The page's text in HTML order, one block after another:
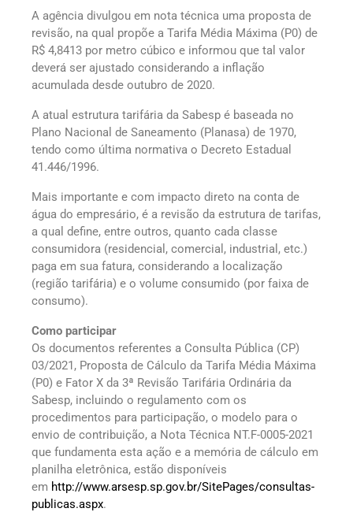
A agência divulgou em nota técnica uma proposta de
revisão, na qual propõe a Tarifa Média Máxima (P0) de
R$ 4,8413 por metro cúbico e informou que tal valor
deverá ser ajustado considerando a inflação
acumulada desde outubro de 2020.
A atual estrutura tarifária da Sabesp é baseada no
Plano Nacional de Saneamento (Planasa) de 1970,
tendo como última normativa o Decreto Estadual
41.446/1996.
Mais importante e com impacto direto na conta de
água do empresário, é a revisão da estrutura de tarifas,
a qual define, entre outros, quanto cada classe
consumidora (residencial, comercial, industrial, etc.)
paga em sua fatura, considerando a localização
(região tarifária) e o volume consumido (por faixa de
consumo).
Como participar
Os documentos referentes a Consulta Pública (CP)
03/2021, Proposta de Cálculo da Tarifa Média Máxima
(P0) e Fator X da 3ª Revisão Tarifária Ordinária da
Sabesp, incluindo o regulamento com os
procedimentos para participação, o modelo para o
envio de contribuição, a Nota Técnica NT.F-0005-2021
que fundamenta esta ação e a memória de cálculo em
planilha eletrônica, estão disponíveis
em http://www.arsesp.sp.gov.br/SitePages/consultas-
publicas.aspx.